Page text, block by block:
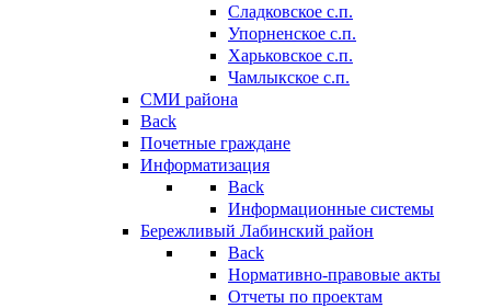
Сладковское с.п.
Упорненское с.п.
Харьковское с.п.
Чамлыкское с.п.
СМИ района
Back
Почетные граждане
Информатизация
Back
Информационные системы
Бережливый Лабинский район
Back
Нормативно-правовые акты
Отчеты по проектам